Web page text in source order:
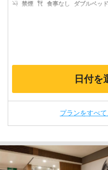
禁煙 食事なし
ダブルベッ
日付を
プランをすべて